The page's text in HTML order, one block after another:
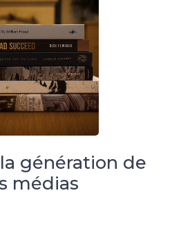
génération de
médias